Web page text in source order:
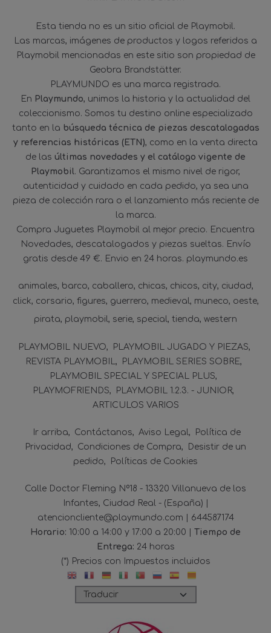
Esta tienda no es un sitio oficial de Playmobil.
Las marcas, imágenes de productos y logos referidos a
Playmobil mencionadas en este sitio son propiedad de
Geobra Brandstätter.
PLAYMUNDO es una marca registrada.
En Playmundo, unimos la historia y la actualidad del
coleccionismo. Somos tu destino online especializado
tanto en la búsqueda técnica de piezas descatalogadas
y referencias históricas (ETN), como en la venta directa
de las últimas novedades y el catálogo vigente de
Playmobil. Garantizamos el mismo nivel de rigor,
autenticidad y cuidado en cada pedido, ya sea una
pieza de colección rara o el lanzamiento más reciente de
la marca.
Compra Juguetes Playmobil al mejor precio. Encuentra
Novedades, descatalogados y piezas sueltas. Envío
gratis desde 49 €. Envio en 24 horas. playmundo.es
animales barco caballero chicas chicos city ciudad
click corsario figures guerrero medieval muneco oeste
pirata playmobil serie special tienda western
PLAYMOBIL NUEVO
PLAYMOBIL JUGADO Y PIEZAS
REVISTA PLAYMOBIL
PLAYMOBIL SERIES SOBRE
PLAYMOBIL SPECIAL Y SPECIAL PLUS
PLAYMOFRIENDS
PLAYMOBIL 1.2.3. - JUNIOR
ARTICULOS VARIOS
Ir arriba Contáctanos Aviso Legal
Política de
Privacidad
Condiciones de Compra
Desistir de un
pedido
Políticas de Cookies
Calle Doctor Fleming Nº18 - 13320 Villanueva de los
Infantes, Ciudad Real - (España) |
atencioncliente@playmundo.com | 644587174
Horario: 10:00 a 14:00 y 17:00 a 20:00 | Tiempo de
Entrega: 24 horas
(*) Precios con Impuestos incluidos